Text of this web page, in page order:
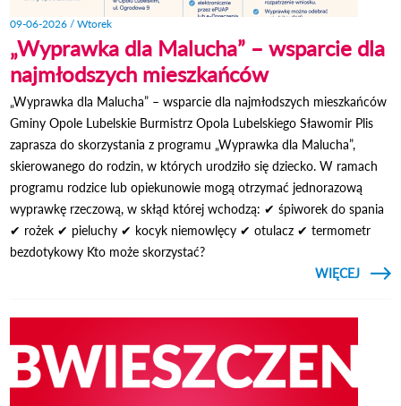
09-06-2026 / Wtorek
„Wyprawka dla Malucha” – wsparcie dla
najmłodszych mieszkańców
„Wyprawka dla Malucha” – wsparcie dla najmłodszych mieszkańców
Gminy Opole Lubelskie Burmistrz Opola Lubelskiego Sławomir Plis
zaprasza do skorzystania z programu „Wyprawka dla Malucha”,
skierowanego do rodzin, w których urodziło się dziecko. W ramach
programu rodzice lub opiekunowie mogą otrzymać jednorazową
wyprawkę rzeczową, w skłąd której wchodzą: ✔ śpiworek do spania
✔ rożek ✔ pieluchy ✔ kocyk niemowlęcy ✔ otulacz ✔ termometr
bezdotykowy Kto może skorzystać?
CZYTAJ
WIĘCEJ
O